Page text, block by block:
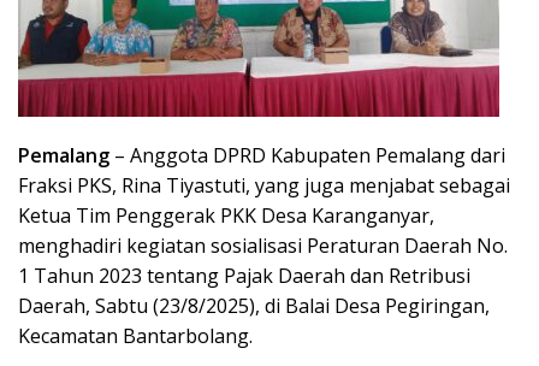
Pemalang – Anggota DPRD Kabupaten Pemalang dari
Fraksi PKS, Rina Tiyastuti, yang juga menjabat sebagai
Ketua Tim Penggerak PKK Desa Karanganyar,
menghadiri kegiatan sosialisasi Peraturan Daerah No.
1 Tahun 2023 tentang Pajak Daerah dan Retribusi
Daerah, Sabtu (23/8/2025), di Balai Desa Pegiringan,
Kecamatan Bantarbolang.